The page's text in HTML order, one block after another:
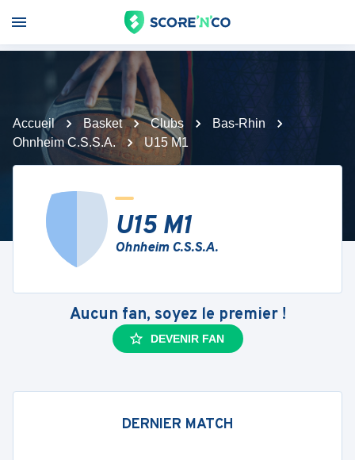
Accueil Basket Clubs
Bas-Rhin
Ohnheim C.S.S.A.
U15 M1
U15 M1
Ohnheim C.S.S.A.
Aucun fan, soyez le premier !
DEVENIR FAN
DERNIER MATCH